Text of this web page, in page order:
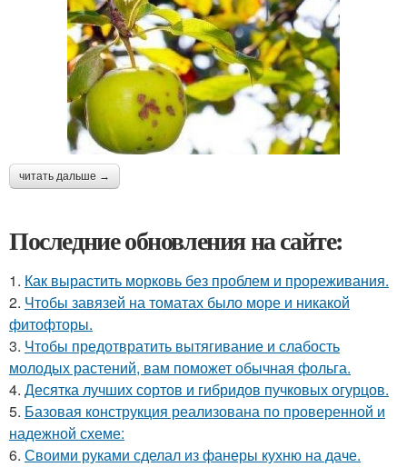
читать дальше →
Последние обновления на сайте:
1. Как вырастить морковь без проблем и прореживания.
2. Чтобы завязей на томатах было море и никакой
фитофторы.
3. Чтобы предотвратить вытягивание и слабость
молодых растений, вам поможет обычная фольга.
4. Десятка лучших сортов и гибридов пучковых огурцов.
5. Базовая конструкция реализована по проверенной и
надежной схеме:
6. Своими руками сделал из фанеры кухню на даче.